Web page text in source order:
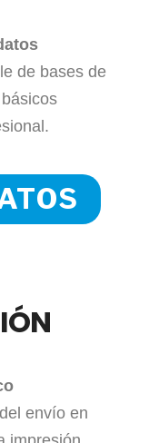
de bases de
envío en